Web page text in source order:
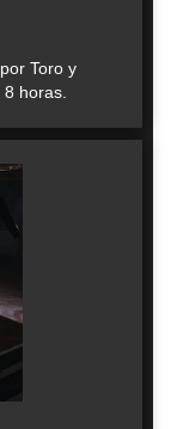
Toro y
horas.